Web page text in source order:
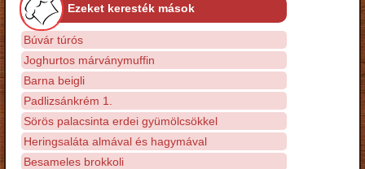
Ezeket keresték mások
Búvár túrós
Joghurtos márványmuffin
Barna beigli
Padlizsánkrém 1.
Sörös palacsinta erdei gyümölcsökkel
Heringsaláta almával és hagymával
Besameles brokkoli